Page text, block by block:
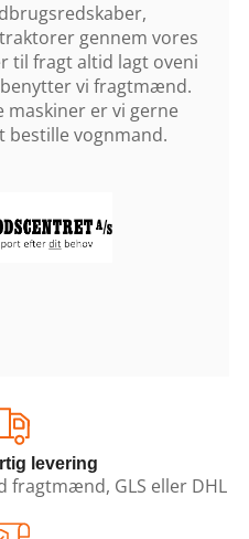
gennem vores
til fragt altid lagt oveni
vi fragtmænd.
maskiner er vi gerne
bestille vognmand.
levering
fragtmænd, GLS eller DHL